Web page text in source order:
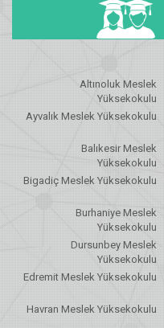
Altınoluk Meslek
Yüksekokulu
Ayvalık Meslek Yüksekokulu
Balıkesir Meslek
Yüksekokulu
Bigadiç Meslek Yüksekokulu
Burhaniye Meslek
Yüksekokulu
Dursunbey Meslek
Yüksekokulu
Edremit Meslek Yüksekokulu
Havran Meslek Yüksekokulu